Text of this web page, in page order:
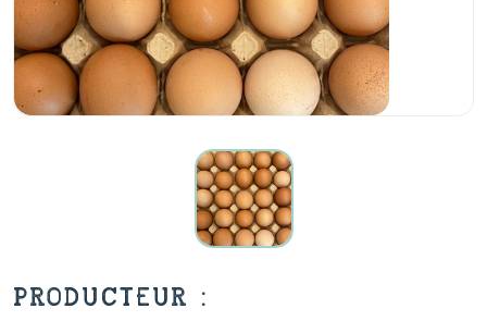
PRODUCTEUR :